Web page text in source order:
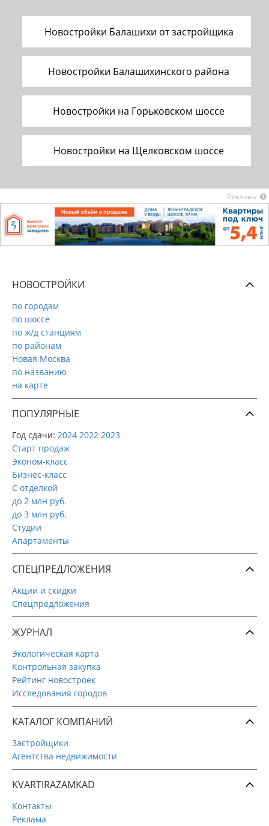
Новостройки Балашихи от застройщика
Новостройки Балашихинского района
Новостройки на Горьковском шоссе
Новостройки на Щелковском шоссе
Реклама
НОВОСТРОЙКИ
по городам
по шоссе
по ж/д станциям
по районам
Новая Москва
по названию
на карте
ПОПУЛЯРНЫЕ
Год сдачи: 2024 2022 2023
Старт продаж
Эконом-класс
Бизнес-класс
С отделкой
до 2 млн руб.
до 3 млн руб.
Студии
Апартаменты
СПЕЦПРЕДЛОЖЕНИЯ
Акции и скидки
Спецпредложения
ЖУРНАЛ
Экологическая карта
Контрольная закупка
Рейтинг новостроек
Исследования городов
КАТАЛОГ КОМПАНИЙ
Застройщики
Агентства недвижимости
KVARTIRAZAMKAD
Контакты
Реклама